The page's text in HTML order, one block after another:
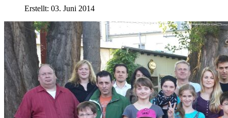
Erstellt: 03. Juni 2014